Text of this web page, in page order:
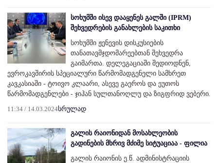
სოხუმში ისევ დააყენეს გალში (IPRM)
შეხვედრების განახლების საკითხი
სოხუმში ჟენევის დისკუსიების
თანათავმჯდომარეებთან შეხვედრა
გაიმართა. დელეგაციაში შედიოდნენ,
ევროკავშირის სპეციალური წარმომადგენელი სამხრეთ
კავკასიაში - ტოივო კლაარი, ასევე გაეროს და ეუთოს
წარმომადგენლები - ჯიჰან სულთანოღლუ და ზიგფრიდ ვებერი.
11:34 / 14.03.2024სრულად
გალის რაიონიდან მოსახლეობის
გადინების მხრივ მძიმე სიტუაციაა - ფილია
გალის რაიონის ე.წ. ადმინისტრაციის